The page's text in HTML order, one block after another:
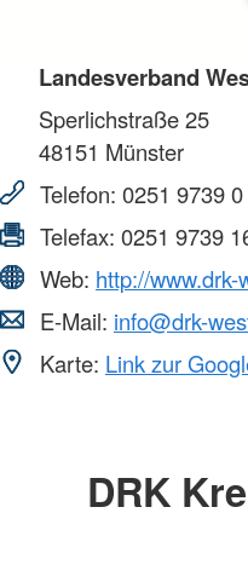
Landesverband
Sperlichstraße 25
48151 Münster
Telefon: 0251 9739 0
Telefax: 0251 9739
Web: http://
E-Mail: info@drk-
Karte: Link zur
DRK